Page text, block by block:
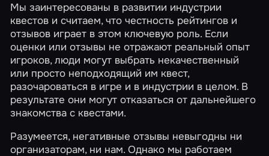
Мы заинтересованы в развитии индустрии
квестов и считаем, что честность рейтингов и
отзывов играет в этом ключевую роль. Если
оценки или отзывы не отражают реальный опыт
игроков, люди могут выбрать некачественный
или просто неподходящий им квест,
разочароваться в игре и в индустрии в целом. В
результате они могут отказаться от дальнейшего
знакомства с квестами.
Разумеется, негативные отзывы невыгодны ни
организаторам, ни нам. Однако мы работаем